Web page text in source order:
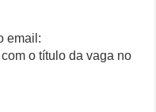
email:
o título da vaga no